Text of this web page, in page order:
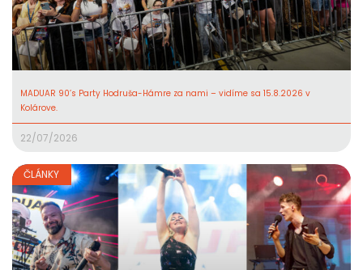
MADUAR 90’s Party Hodruša-Hámre za nami – vidíme sa 15.8.2026 v
Kolárove.
22/07/2026
ČLÁNKY